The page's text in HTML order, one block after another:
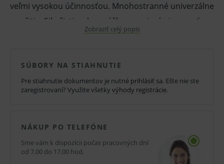
veľmi vysokou účinnosťou. Mnohostranné univerzálne
použitie. Sila čistiaceho prášku v spojení s jemnosťou
krému. Receptúra s viac ako 35 ročnou tradíciou.
umývadiel, vaní, WC, obkladačiek a pod.
V prípade porušenia zapečateného obalu tohto
zmluvy v lehote 14 dní.
Zobraziť celý popis
SÚBORY NA STIAHNUTIE
Pre stiahnutie dokumentov je nutné prihlásiť sa. Ešte nie ste
zaregistrovaní? Využite všetky výhody registrácie.
NÁKUP PO TELEFÓNE
Sme vám k dispozícii počas pracovných dní
od 7.00 do 17.00 hod.